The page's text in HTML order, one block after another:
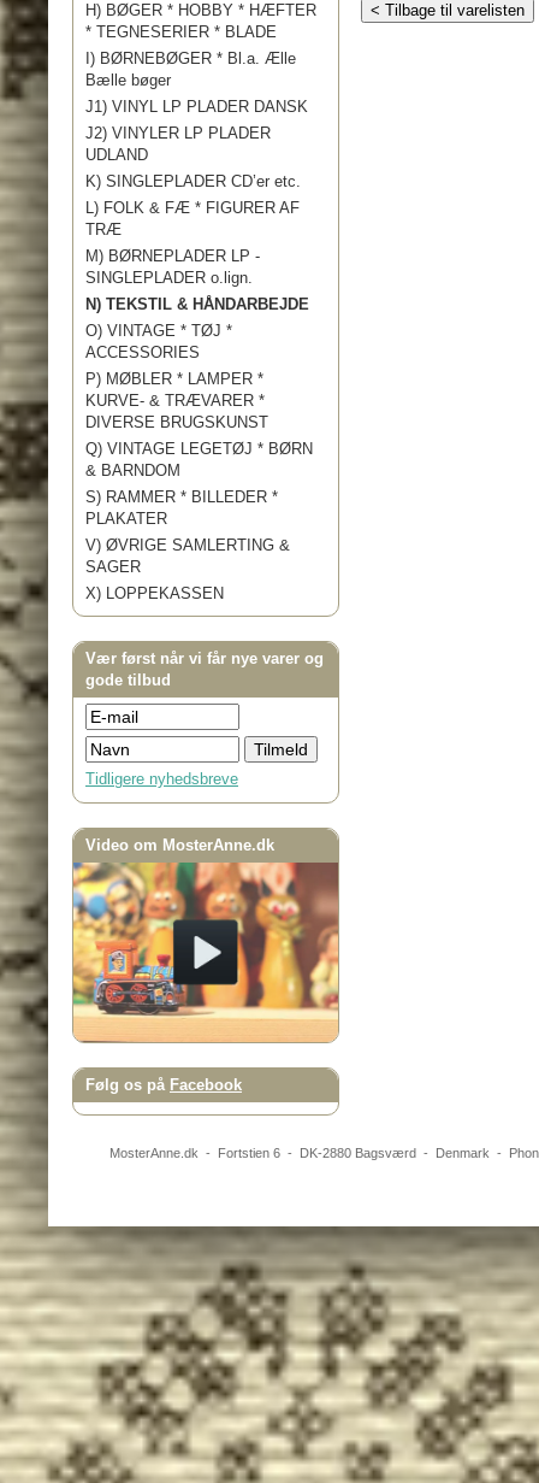
H) BØGER * HOBBY * HÆFTER
* TEGNESERIER * BLADE
I) BØRNEBØGER * Bl.a. Ælle
Bælle bøger
J1) VINYL LP PLADER DANSK
J2) VINYLER LP PLADER
UDLAND
K) SINGLEPLADER CD’er etc.
L) FOLK & FÆ * FIGURER AF
TRÆ
M) BØRNEPLADER LP -
SINGLEPLADER o.lign.
N) TEKSTIL & HÅNDARBEJDE
O) VINTAGE * TØJ *
ACCESSORIES
P) MØBLER * LAMPER *
KURVE- & TRÆVARER *
DIVERSE BRUGSKUNST
Q) VINTAGE LEGETØJ * BØRN
& BARNDOM
S) RAMMER * BILLEDER *
PLAKATER
V) ØVRIGE SAMLERTING &
SAGER
X) LOPPEKASSEN
Vær først når vi får nye varer og
gode tilbud
Tidligere nyhedsbreve
Video om MosterAnne.dk
Følg os på Facebook
< Tilbage til varelisten
MosterAnne.dk - Fortstien 6- DK-2880 Bagsværd- Denmark -